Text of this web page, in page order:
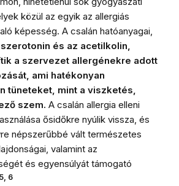
közül az egyik az allergiás
képesség. A csalán hatóanyagai,
és az acetilkolin,
a szervezet allergénekre adott
ami hatékonyan
tüneteket, mint a viszketés,
szem. A csalán allergia elleni
ősidőkre nyúlik vissza, és
népszerűbbé vált természetes
valamint az
és egyensúlyát támogató
6